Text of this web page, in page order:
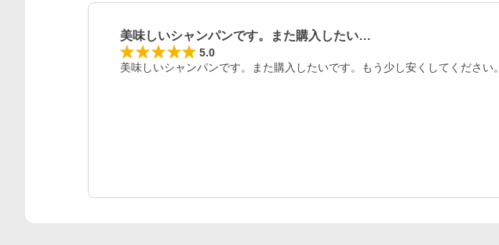
美味しいシャンパンです。また購入したい…
5.0
美味しいシャンパンです。また購入したいです。もう少し安くしてください。